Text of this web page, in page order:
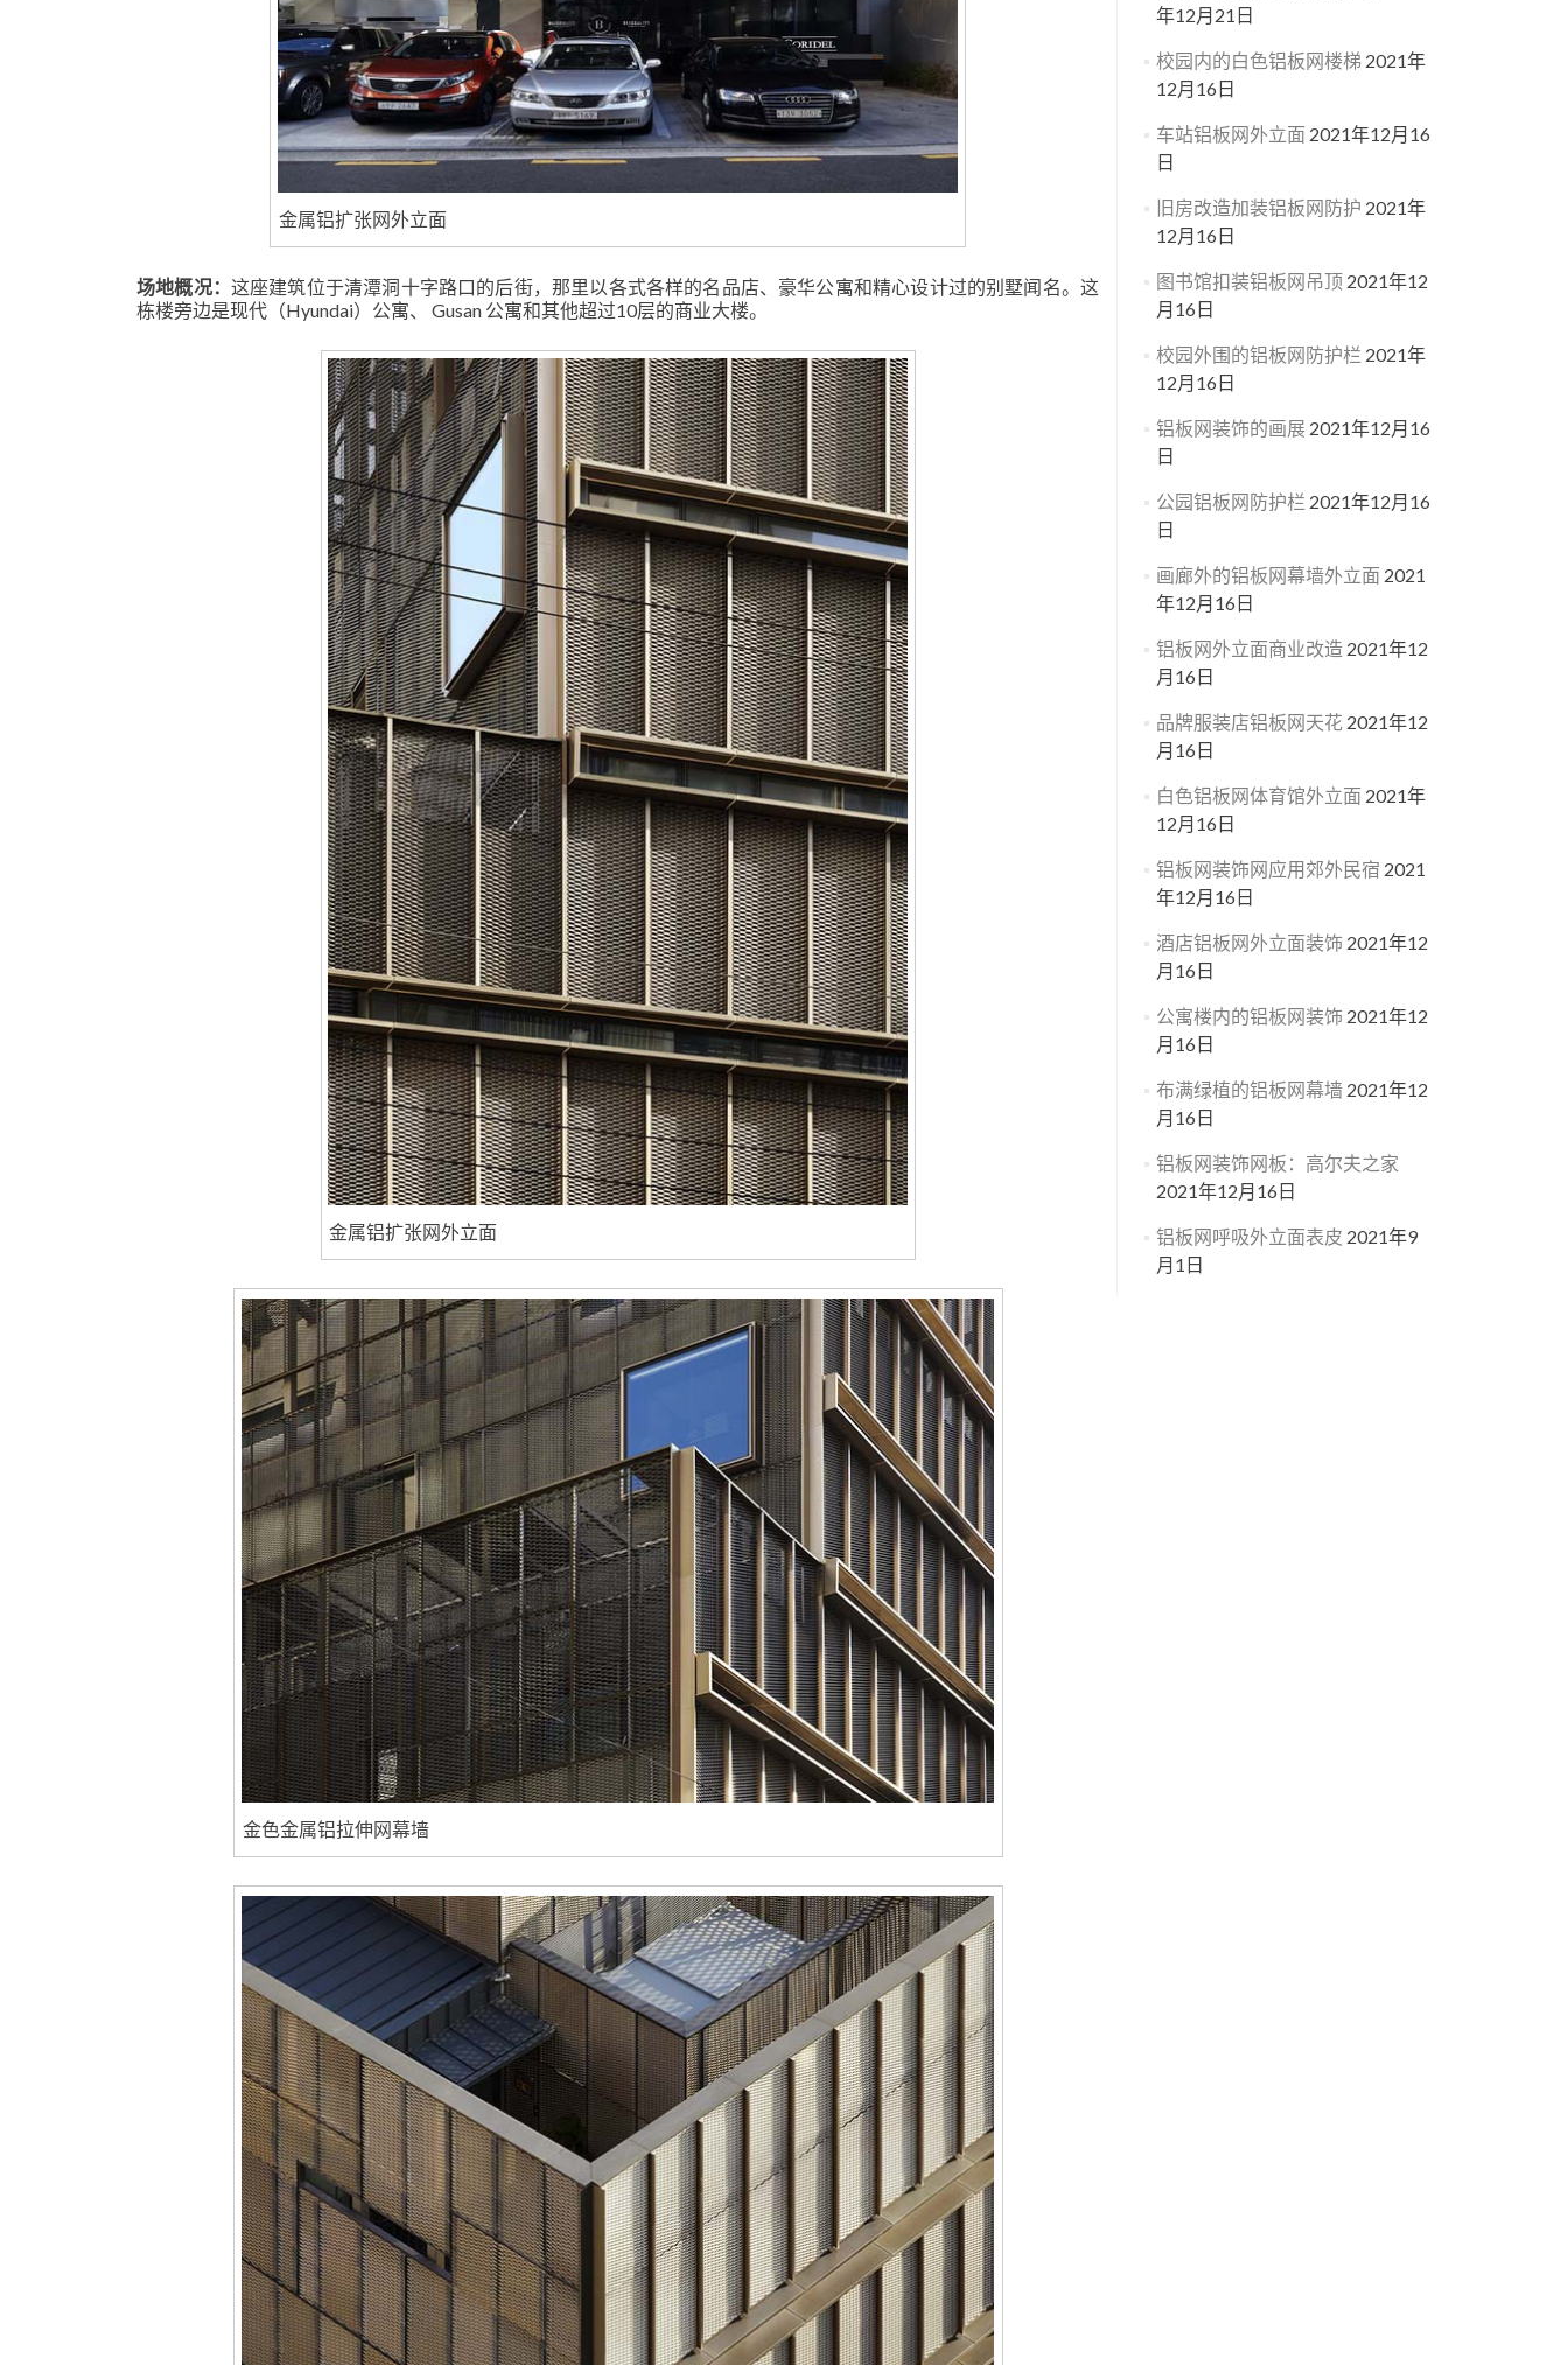
金属铝扩张网外立面
场地概况： 这座建筑位于清潭洞十字路口的后街，那里以各式各样的名品店、豪华公寓和精心设计过的别墅闻名。这
栋楼旁边是现代（Hyundai）公寓、 Gusan 公寓和其他超过10层的商业大楼。
金属铝扩张网外立面
金色金属铝拉伸网幕墙
年12月21日
校园内的白色铝板网楼梯 2021年
12月16日
车站铝板网外立面 2021年12月16
日
旧房改造加装铝板网防护 2021年
12月16日
图书馆扣装铝板网吊顶 2021年12
月16日
校园外围的铝板网防护栏 2021年
12月16日
铝板网装饰的画展 2021年12月16
日
公园铝板网防护栏 2021年12月16
日
画廊外的铝板网幕墙外立面 2021
年12月16日
铝板网外立面商业改造 2021年12
月16日
品牌服装店铝板网天花 2021年12
月16日
白色铝板网体育馆外立面 2021年
12月16日
铝板网装饰网应用郊外民宿 2021
年12月16日
酒店铝板网外立面装饰 2021年12
月16日
公寓楼内的铝板网装饰 2021年12
月16日
布满绿植的铝板网幕墙 2021年12
月16日
铝板网装饰网板：高尔夫之家
2021年12月16日
铝板网呼吸外立面表皮 2021年9
月1日